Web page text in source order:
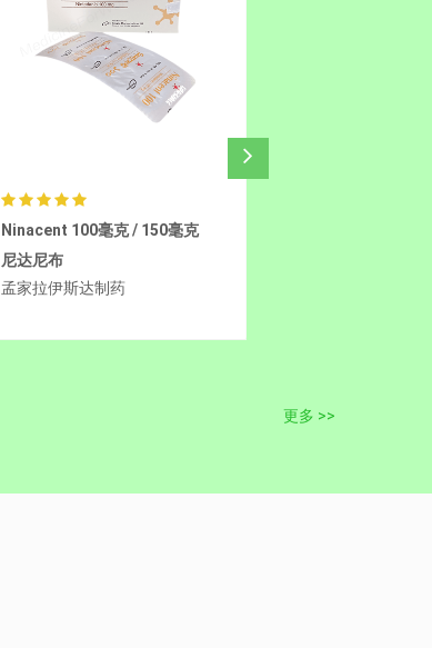
Sotoxen 120毫克
AMG510/索托拉西布
孟加拉珠峰制药
更多 >>